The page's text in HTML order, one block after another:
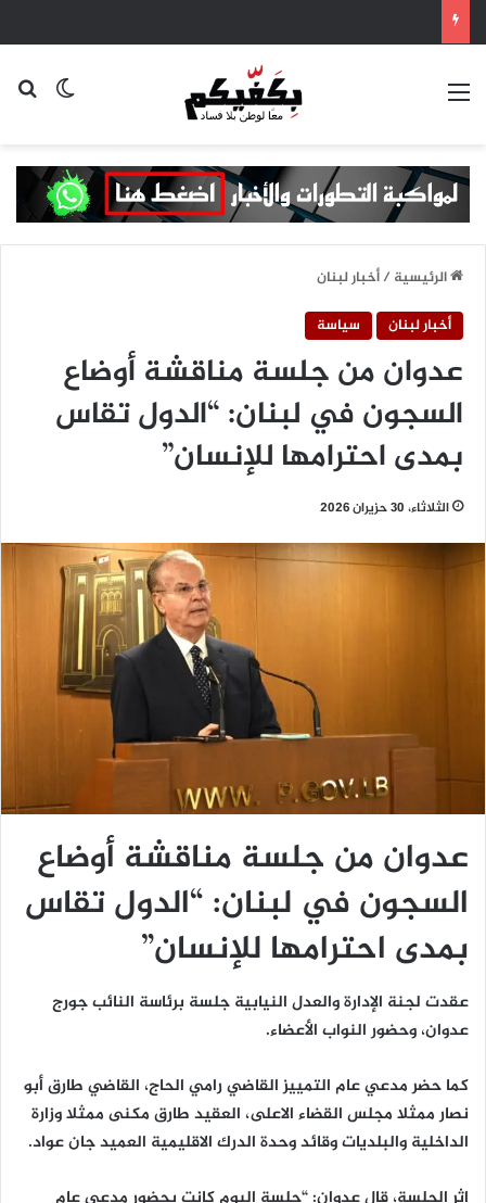
القائمة
الرئيسية/أخبار لبنان
أخبار لبنان
سياسة
عدوان من جلسة مناقشة أوضاع
السجون في لبنان: “الدول تقاس
بمدى احترامها للإنسان”
الثلاثاء، 30 حزيران 2026
عدوان من جلسة مناقشة أوضاع
السجون في لبنان: “الدول تقاس
بمدى احترامها للإنسان”
عقدت لجنة الإدارة والعدل النيابية جلسة برئاسة النائب جورج
عدوان، وحضور النواب الأعضاء.
كما حضر مدعي عام التمييز القاضي رامي الحاج، القاضي طارق أبو
نصار ممثلا مجلس القضاء الاعلى، العقيد طارق مكنى ممثلا وزارة
الداخلية والبلديات وقائد وحدة الدرك الاقليمية العميد جان عواد.